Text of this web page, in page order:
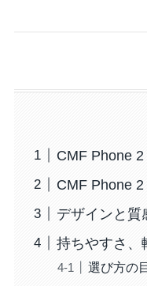
CMF Phone
CMF Phone
デザインと質
持ちやすさ、
選び方の